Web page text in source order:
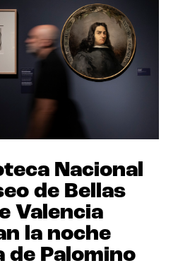
Nacional
de Bellas
Valencia
la noche
Palomino